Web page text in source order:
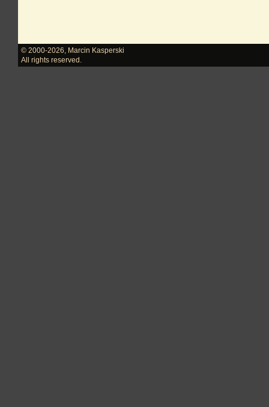
© 2000-2026
Marcin Kasperski
All rights reserved.